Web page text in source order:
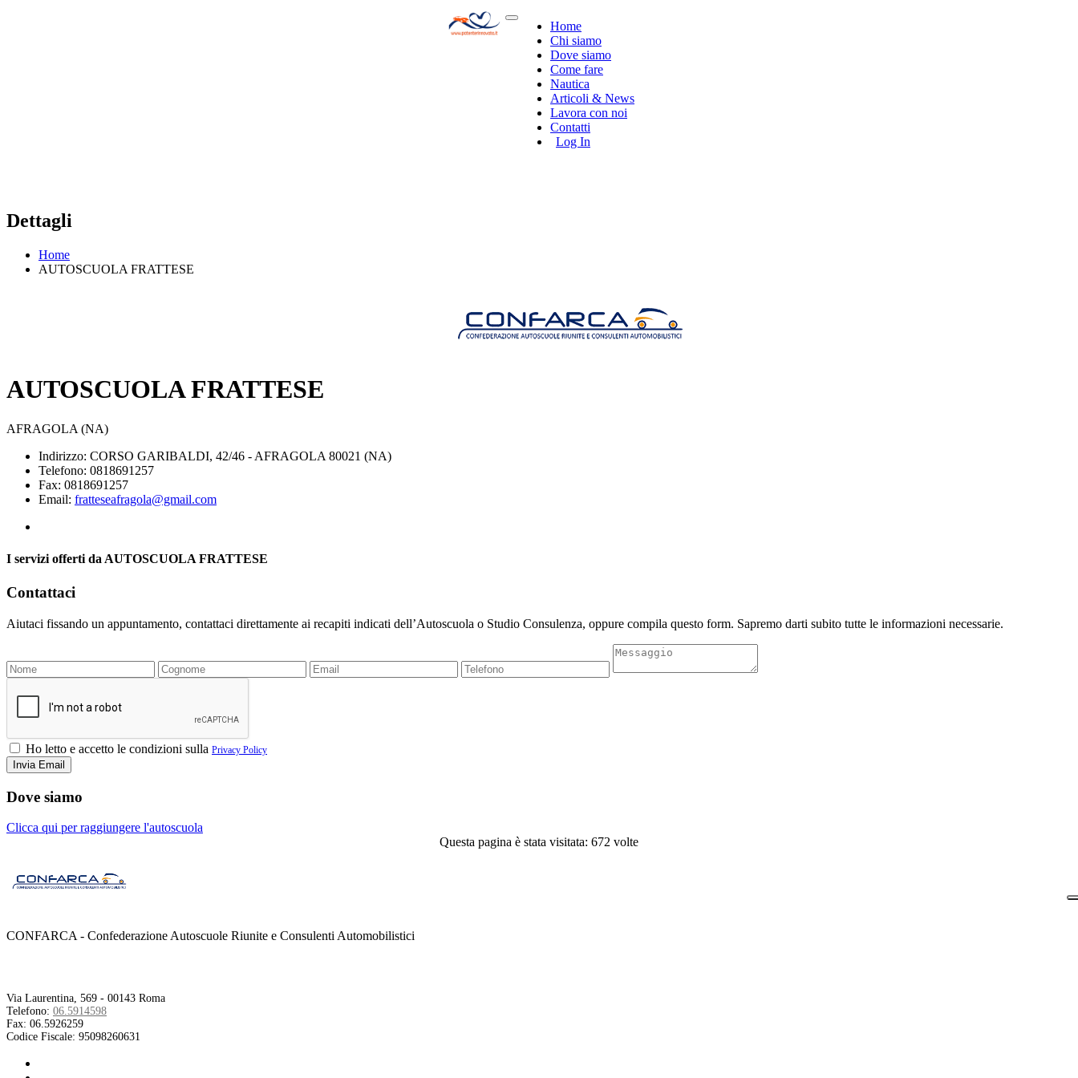
Home
Chi siamo
Dove siamo
Come fare
Nautica
Articoli & News
Lavora con noi
Contatti
Log In
Dettagli
Home
AUTOSCUOLA FRATTESE
AUTOSCUOLA FRATTESE
AFRAGOLA (NA)
Indirizzo: CORSO GARIBALDI, 42/46 - AFRAGOLA 80021 (NA)
Telefono: 0818691257
Fax: 0818691257
Email: fratteseafragola@gmail.com
I servizi offerti da AUTOSCUOLA FRATTESE
Contattaci
Aiutaci fissando un appuntamento, contattaci direttamente ai recapiti indicati dell’Autoscuola o Studio Consulenza, oppure compila questo form. Sapremo darti subito tutte le informazioni necessarie.
Ho letto e accetto le condizioni sulla Privacy Policy
Dove siamo
Clicca qui per raggiungere l'autoscuola
Questa pagina è stata visitata: 672 volte
CONFARCA - Confederazione Autoscuole Riunite e Consulenti Automobilistici
Via Laurentina, 569 - 00143 Roma
Telefono: 06.5914598
Fax: 06.5926259
Codice Fiscale: 95098260631